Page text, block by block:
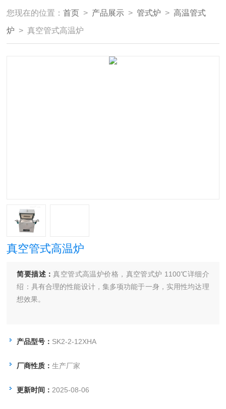
您现在的位置：首页 > 产品展示 >管式炉 >高温管式
炉 > 真空管式高温炉
真空管式高温炉
简要描述：真空管式高温炉价格，真空管式炉 1100℃详细介
绍：具有合理的性能设计，集多项功能于一身，实用性均达理
想效果。
产品型号： SK2-2-12XHA
厂商性质：生产厂家
更新时间： 2025-08-06